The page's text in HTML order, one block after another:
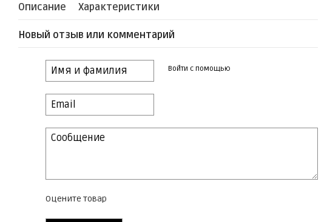
Описание Характеристики
Новый отзыв или комментарий
Войти с помощью
Оцените товар